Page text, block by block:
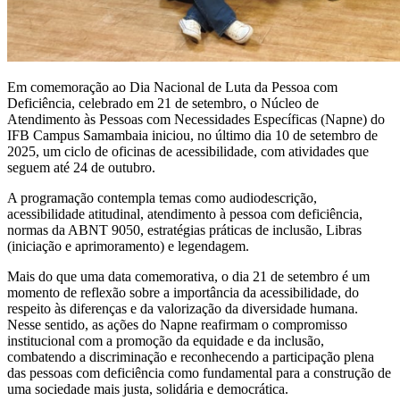
Em comemoração ao Dia Nacional de Luta da Pessoa com
Deficiência, celebrado em 21 de setembro, o Núcleo de
Atendimento às Pessoas com Necessidades Específicas (Napne) do
IFB Campus Samambaia iniciou, no último dia 10 de setembro de
2025, um ciclo de oficinas de acessibilidade, com atividades que
seguem até 24 de outubro.
A programação contempla temas como audiodescrição,
acessibilidade atitudinal, atendimento à pessoa com deficiência,
normas da ABNT 9050, estratégias práticas de inclusão, Libras
(iniciação e aprimoramento) e legendagem.
Mais do que uma data comemorativa, o dia 21 de setembro é um
momento de reflexão sobre a importância da acessibilidade, do
respeito às diferenças e da valorização da diversidade humana.
Nesse sentido, as ações do Napne reafirmam o compromisso
institucional com a promoção da equidade e da inclusão,
combatendo a discriminação e reconhecendo a participação plena
das pessoas com deficiência como fundamental para a construção de
uma sociedade mais justa, solidária e democrática.